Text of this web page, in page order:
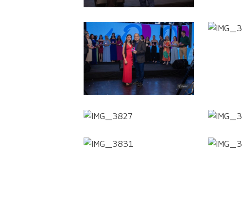
IMG_3836 IMG_3835
IMG_3827 IMG_3828
IMG_3831 IMG_3832